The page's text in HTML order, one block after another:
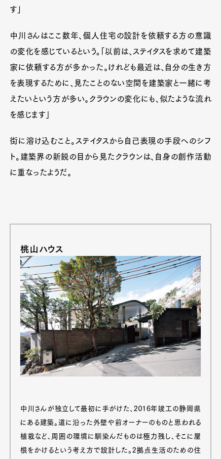
す」
中川さんはここ数年、個人住宅の設計を依頼する方の意識
の変化を感じているという。「以前は、ステイタスを求めて建築
家に依頼する方が多かった。けれども最近は、自分の生き方
を表現するために、見たことのない空間を建築家と一緒に考
えたいという方が多い。クラウンの変化にも、似たような流れ
を感じます」
街に溶け込むこと。ステイタスから自己表現の手段へのシフ
ト。建築界の新鋭の目から見たクラウンは、自身の創作活動
に重なったようだ。
桃山ハウス
中川さんが独立して最初に手がけた、2016年竣工の静岡県
にある建築。道に沿った外壁や前オーナーのものと思われる
植栽など、周囲の環境に馴染んだものは極力残し、そこに屋
根をかけるという考え方で設計した。2拠点生活のための住